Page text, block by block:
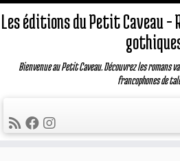
Les éditions du Petit Caveau –
Bienvenue au Petit Caveau. Découvrez les romans
francophones de